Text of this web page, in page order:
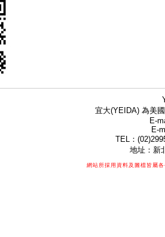
宜大(YEIDA) 為美
E-
E-
TEL：
地址：新
網站所採用資料及圖檔皆屬